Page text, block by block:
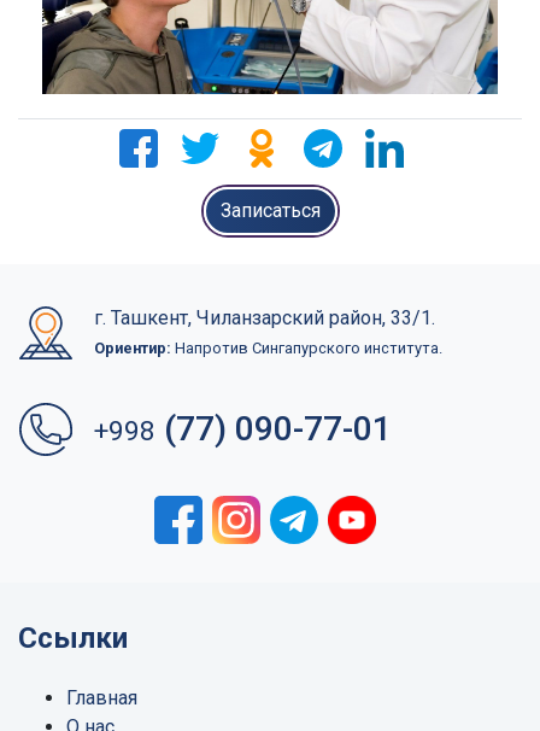
Записаться
г. Ташкент, Чиланзарский район, 33/1.
Ориентир: Напротив Сингапурского института.
+998 (77) 090-77-01
Ссылки
Главная